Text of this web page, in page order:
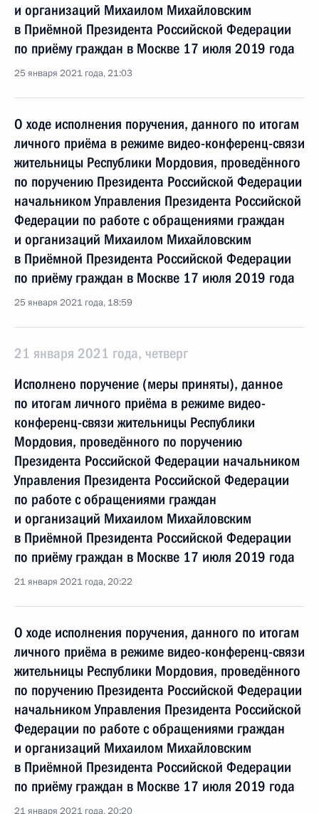
и организаций Михаилом Михайловским
в Приёмной Президента Российской Федерации
по приёму граждан в Москве 17 июля 2019 года
25 января 2021 года, 21:03
О ходе исполнения поручения, данного по итогам
личного приёма в режиме видео-конференц-связи
жительницы Республики Мордовия, проведённого
по поручению Президента Российской Федерации
начальником Управления Президента Российской
Федерации по работе с обращениями граждан
и организаций Михаилом Михайловским
в Приёмной Президента Российской Федерации
по приёму граждан в Москве 17 июля 2019 года
25 января 2021 года, 18:59
21 января 2021 года, четверг
Исполнено поручение (меры приняты), данное
по итогам личного приёма в режиме видео-
конференц-связи жительницы Республики
Мордовия, проведённого по поручению
Президента Российской Федерации начальником
Управления Президента Российской Федерации
по работе с обращениями граждан
и организаций Михаилом Михайловским
в Приёмной Президента Российской Федерации
по приёму граждан в Москве 17 июля 2019 года
21 января 2021 года, 20:22
О ходе исполнения поручения, данного по итогам
личного приёма в режиме видео-конференц-связи
жительницы Республики Мордовия, проведённого
по поручению Президента Российской Федерации
начальником Управления Президента Российской
Федерации по работе с обращениями граждан
и организаций Михаилом Михайловским
в Приёмной Президента Российской Федерации
по приёму граждан в Москве 17 июля 2019 года
21 января 2021 года, 20:20